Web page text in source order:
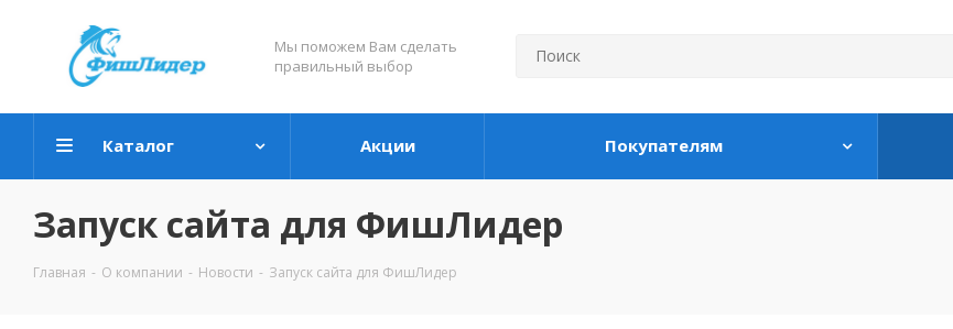
Мы поможем Вам сделать
правильный выбор
Каталог Акции Покупателям
Запуск сайта для ФишЛидер
Главная - О компании - Новости - Запуск сайта для ФишЛидер